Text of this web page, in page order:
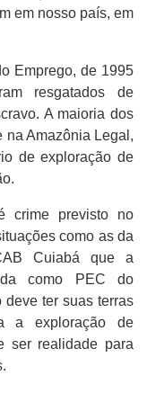
em nosso país, em
Emprego, de 1995
resgatados de
A maioria dos
na Amazônia Legal,
de exploração de
crime previsto no
como as da
Cuiabá que a
como PEC do
deve ter suas terras
a exploração de
ser realidade para